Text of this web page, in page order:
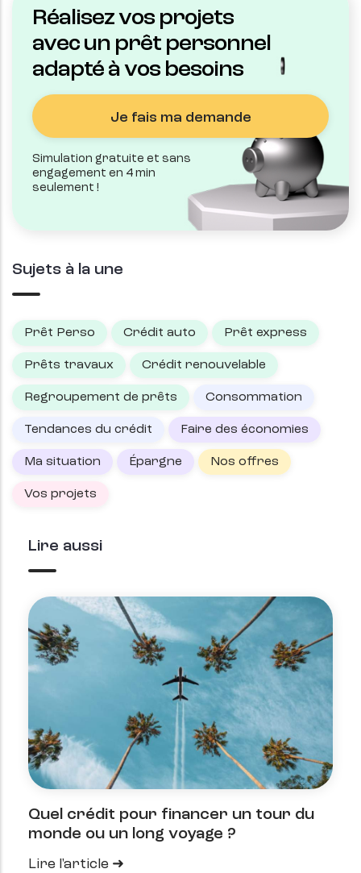
Réalisez vos projets
avec un prêt personnel
adapté à vos besoins
Je fais ma demande
Simulation gratuite et sans
engagement en 4 min
seulement !
Sujets à la une
Prêt Perso Crédit auto Prêt express
Prêts travaux Crédit renouvelable
Regroupement de prêts Consommation
Tendances du crédit Faire des économies
Ma situation Épargne Nos offres
Vos projets
Lire aussi
Quel crédit pour financer un tour du
monde ou un long voyage ?
Lire l'article